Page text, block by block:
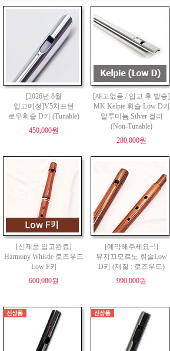
[2026년 8월
입고예정]V5치프턴
로우휘슬 D키 (Tunable)
450,000원
[재고없음 / 입고 후 발송]
MK Kelpie 휘슬 Low D키
알루미늄 Silver 컬러
(Non-Tunable)
280,000원
[신제품 입고완료]
Harmony Whistle 로즈우드
Low F키
600,000원
[예약해주세요~!]
뮤지끄모르노 휘슬Low
D키 (재질 : 로즈우드)
990,000원